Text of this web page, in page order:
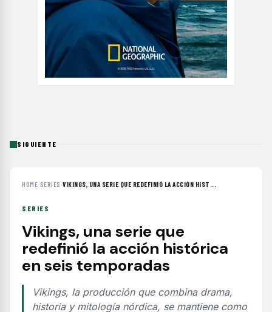
SIGUIENTE
HOME› SERIES ›VIKINGS, UNA SERIE QUE REDEFINIÓ LA ACCIÓN HIST...
SERIES
Vikings, una serie que
redefinió la acción histórica
en seis temporadas
Vikings, la producción que combina drama,
historia y mitología nórdica, se mantiene como